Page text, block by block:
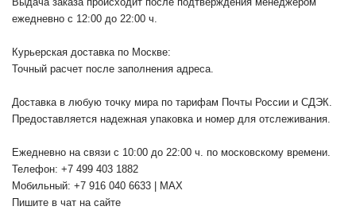
ежедневно с 12:00 до 22:00 ч.
Курьерская доставка по Москве:
Точный расчет после заполнения адреса.
Доставка в любую точку мира по тарифам Почты России и СДЭК.
Предоставляется надежная упаковка и номер для отслеживания.
Ежедневно на связи с 10:00 до 22:00 ч. по московскому времени.
Телефон: +7 499 403 1882
Мобильный: +7 916 040 6633 | MAX
Пишите в чат на сайте